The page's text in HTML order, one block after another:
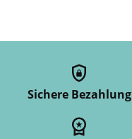
Sichere Bezahlung